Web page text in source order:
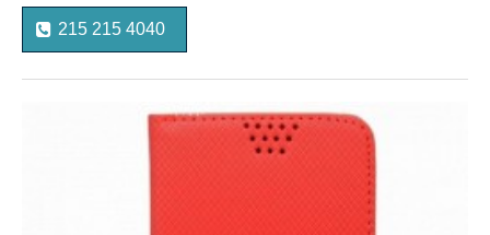
215 215 4040